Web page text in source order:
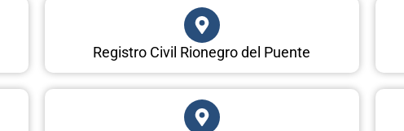
Registro Civil Rionegro del Puente